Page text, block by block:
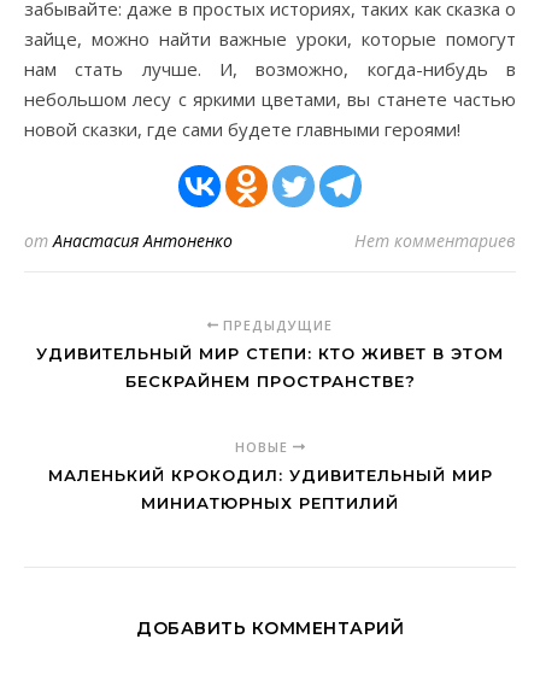
забывайте: даже в простых историях, таких как сказка о
зайце, можно найти важные уроки, которые помогут
нам стать лучше. И, возможно, когда-нибудь в
небольшом лесу с яркими цветами, вы станете частью
новой сказки, где сами будете главными героями!
отАнастасия Антоненко Нет комментариев
ПРЕДЫДУЩИЕ
УДИВИТЕЛЬНЫЙ МИР СТЕПИ: КТО ЖИВЕТ В ЭТОМ
БЕСКРАЙНЕМ ПРОСТРАНСТВЕ?
НОВЫЕ
МАЛЕНЬКИЙ КРОКОДИЛ: УДИВИТЕЛЬНЫЙ МИР
МИНИАТЮРНЫХ РЕПТИЛИЙ
ДОБАВИТЬ КОММЕНТАРИЙ